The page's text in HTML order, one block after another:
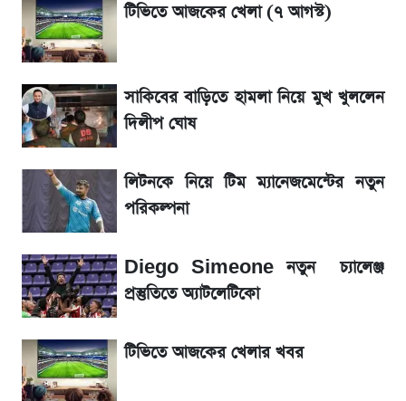
এস আলমের দখলে থাকা ব্যাংক নিয়ে এলো নতুন
সিদ্ধান্ত
লিটনকে নিয়ে টিম ম্যানেজমেন্টের নতুন পরিকল্পনা
আগামী ৪ দিনের আবহাওয়া নিয়ে বড় সতর্কবার্তা
আগামীকালই স্পষ্ট হবে এসএসসি ফল প্রকাশের
তারিখ
৬ আগস্ট দেশের বাজারে স্বর্ণের দাম
ফারহানা
টিভিতে আজকের খেলা (৭ আগস্ট)
সাকিবের বাড়িতে হামলা নিয়ে মুখ খুললেন
দিলীপ ঘোষ
লিটনকে নিয়ে টিম ম্যানেজমেন্টের নতুন
পরিকল্পনা
Diego Simeone নতুন চ্যালেঞ্জ
প্রস্তুতিতে অ্যাটলেটিকো
টিভিতে আজকের খেলার খবর